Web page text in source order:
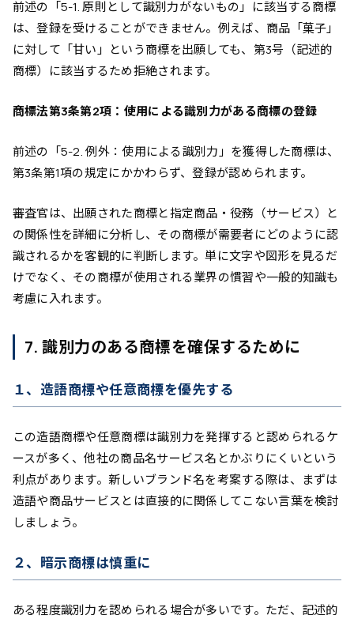
前述の「5-1. 原則として識別力がないもの」に該当する商標
は、登録を受けることができません。例えば、商品「菓子」
に対して「甘い」という商標を出願しても、第3号（記述的
商標）に該当するため拒絶されます。
商標法第3条第2項：使用による識別力がある商標の登録
前述の「5-2. 例外：使用による識別力」を獲得した商標は、
第3条第1項の規定にかかわらず、登録が認められます。
審査官は、出願された商標と指定商品・役務（サービス）と
の関係性を詳細に分析し、その商標が需要者にどのように認
識されるかを客観的に判断します。単に文字や図形を見るだ
けでなく、その商標が使用される業界の慣習や一般的知識も
考慮に入れます。
7. 識別力のある商標を確保するために
１、造語商標や任意商標を優先する
この造語商標や任意商標は識別力を発揮すると認められるケ
ースが多く、他社の商品名サービス名とかぶりにくいという
利点があります。新しいブランド名を考案する際は、まずは
造語や商品サービスとは直接的に関係してこない言葉を検討
しましょう。
２、暗示商標は慎重に
ある程度識別力を認められる場合が多いです。ただ、記述的